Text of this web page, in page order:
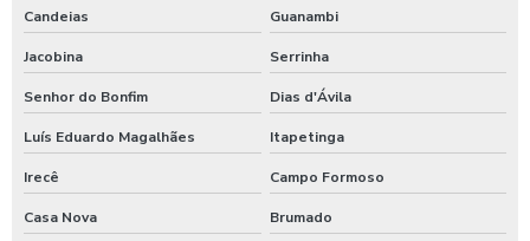
Candeias Guanambi
Jacobina Serrinha
Senhor do Bonfim Dias d'Ávila
Luís Eduardo Magalhães Itapetinga
Irecê Campo Formoso
Casa Nova Brumado